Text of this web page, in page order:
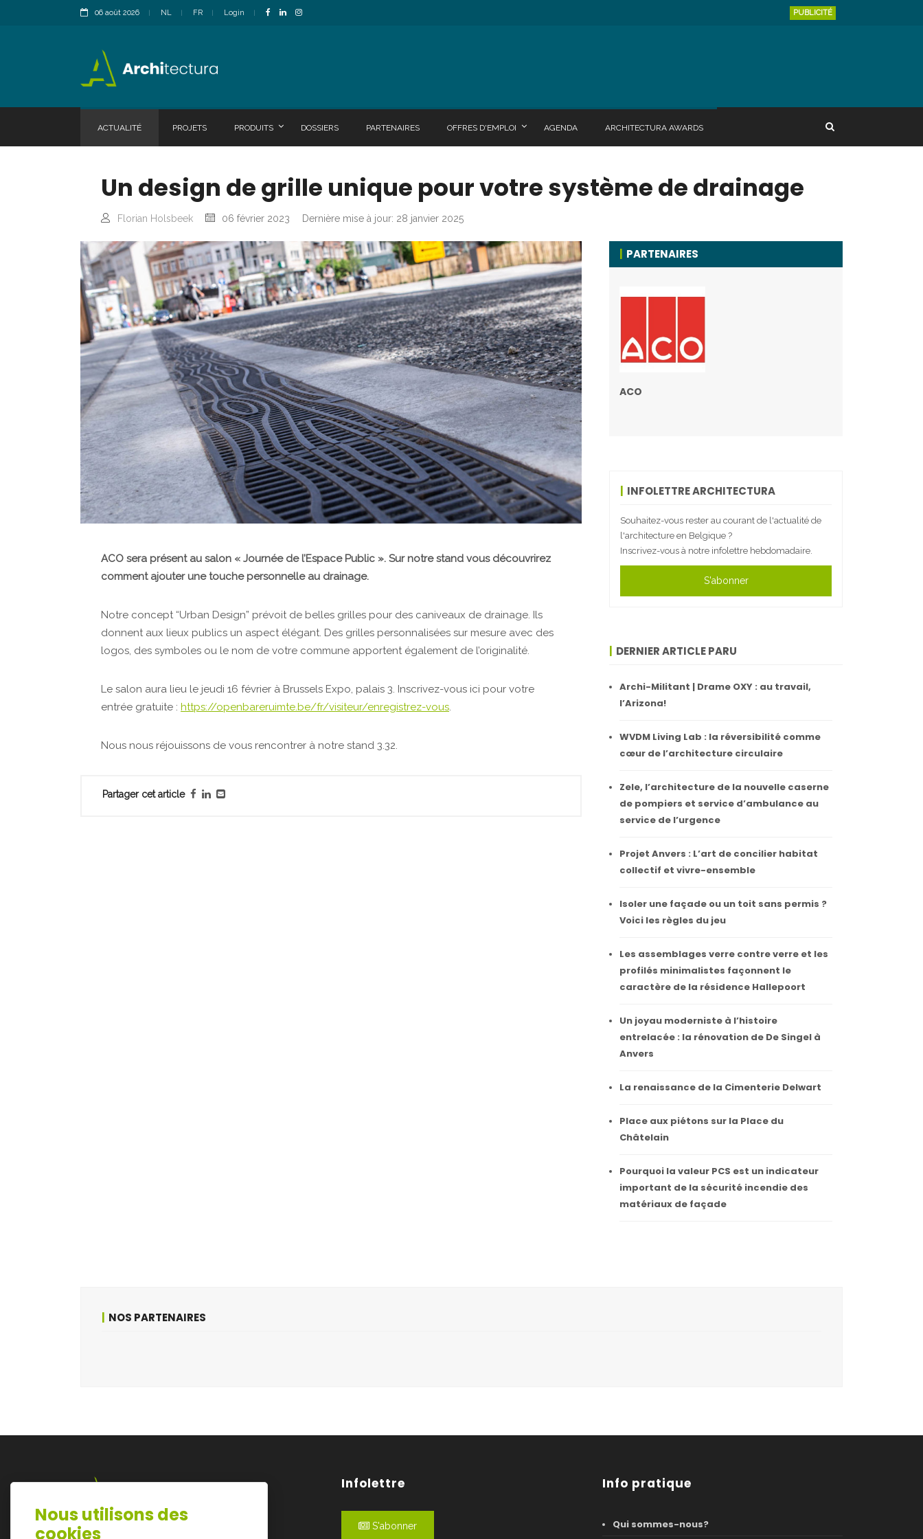
06 août 2026 NL FR Login PUBLICITÉ
ACTUALITÉ PROJETS PRODUITS DOSSIERS PARTENAIRES OFFRES D'EMPLOI AGENDA ARCHITECTURA AWARDS
Un design de grille unique pour votre système de drainage
Florian Holsbeek 06 février 2023 Dernière mise à jour: 28 janvier 2025
ACO sera présent au salon « Journée de l’Espace Public ». Sur notre stand vous découvrirez
comment ajouter une touche personnelle au drainage.
Notre concept “Urban Design” prévoit de belles grilles pour des caniveaux de drainage. Ils
donnent aux lieux publics un aspect élégant. Des grilles personnalisées sur mesure avec des
logos, des symboles ou le nom de votre commune apportent également de l’originalité.
Le salon aura lieu le jeudi 16 février à Brussels Expo, palais 3. Inscrivez-vous ici pour votre
entrée gratuite : https://openbareruimte.be/fr/visiteur/enregistrez-vous.
Nous nous réjouissons de vous rencontrer à notre stand 3.32.
Partager cet article
PARTENAIRES
ACO
INFOLETTRE ARCHITECTURA
Souhaitez-vous rester au courant de l'actualité de
l'architecture en Belgique ?
Inscrivez-vous à notre infolettre hebdomadaire.
S'abonner
DERNIER ARTICLE PARU
Archi-Militant | Drame OXY : au travail,
l’Arizona!
WVDM Living Lab : la réversibilité comme
cœur de l’architecture circulaire
Zele, l’architecture de la nouvelle caserne
de pompiers et service d’ambulance au
service de l’urgence
Projet Anvers : L’art de concilier habitat
collectif et vivre-ensemble
Isoler une façade ou un toit sans permis ?
Voici les règles du jeu
Les assemblages verre contre verre et les
profilés minimalistes façonnent le
caractère de la résidence Hallepoort
Un joyau moderniste à l’histoire
entrelacée : la rénovation de De Singel à
Anvers
La renaissance de la Cimenterie Delwart
Place aux piétons sur la Place du
Châtelain
Pourquoi la valeur PCS est un indicateur
important de la sécurité incendie des
matériaux de façade
NOS PARTENAIRES
Lazarijstraat 168
3500 Hasselt
Infolettre
S'abonner
Info pratique
Qui sommes-nous?
Nous utilisons des
cookies